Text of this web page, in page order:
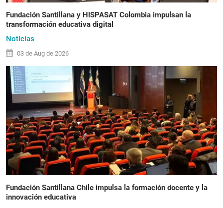
Fundación Santillana y HISPASAT Colombia impulsan la
transformación educativa digital
Notícias
03 de Aug de 2026
Fundación Santillana Chile impulsa la formación docente y la
innovación educativa